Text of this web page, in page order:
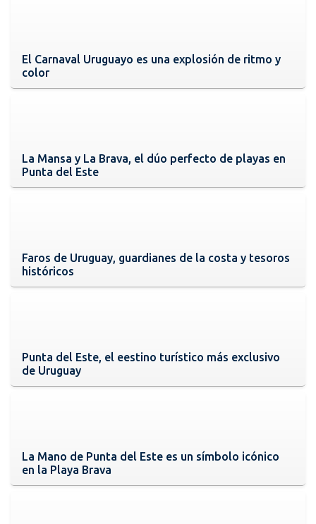
El Carnaval Uruguayo es una explosión de ritmo y
color
La Mansa y La Brava, el dúo perfecto de playas en
Punta del Este
Faros de Uruguay, guardianes de la costa y tesoros
históricos
Punta del Este, el eestino turístico más exclusivo
de Uruguay
La Mano de Punta del Este es un símbolo icónico
en la Playa Brava